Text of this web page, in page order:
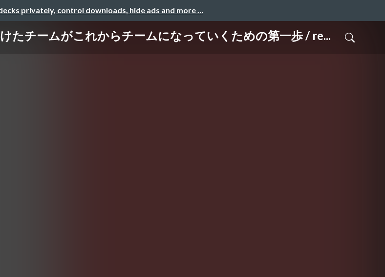
privately, control downloads, hide ads and more …
たチームがこれからチームになっていくための第一歩 / re...